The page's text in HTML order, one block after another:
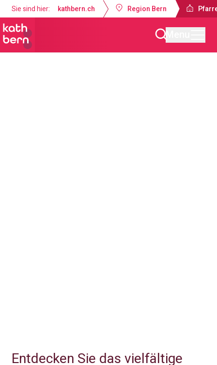
Sie sind hier: kathbern.ch Region Bern
Entdecken Sie das vielfältige